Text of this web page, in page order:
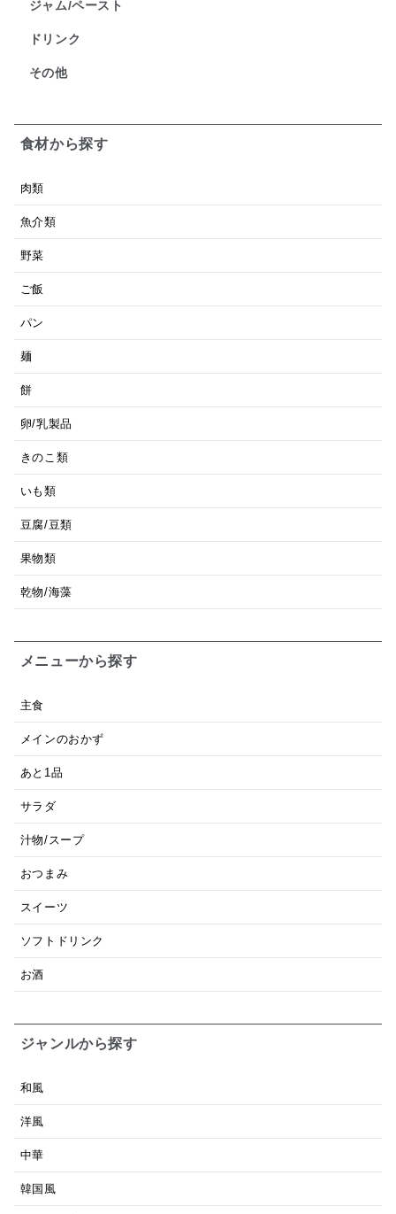
ジャム/ペースト
ドリンク
その他
食材から探す
肉類
魚介類
野菜
ご飯
パン
麺
餅
卵/乳製品
きのこ類
いも類
豆腐/豆類
果物類
乾物/海藻
メニューから探す
主食
メインのおかず
あと1品
サラダ
汁物/スープ
おつまみ
スイーツ
ソフトドリンク
お酒
ジャンルから探す
和風
洋風
中華
韓国風